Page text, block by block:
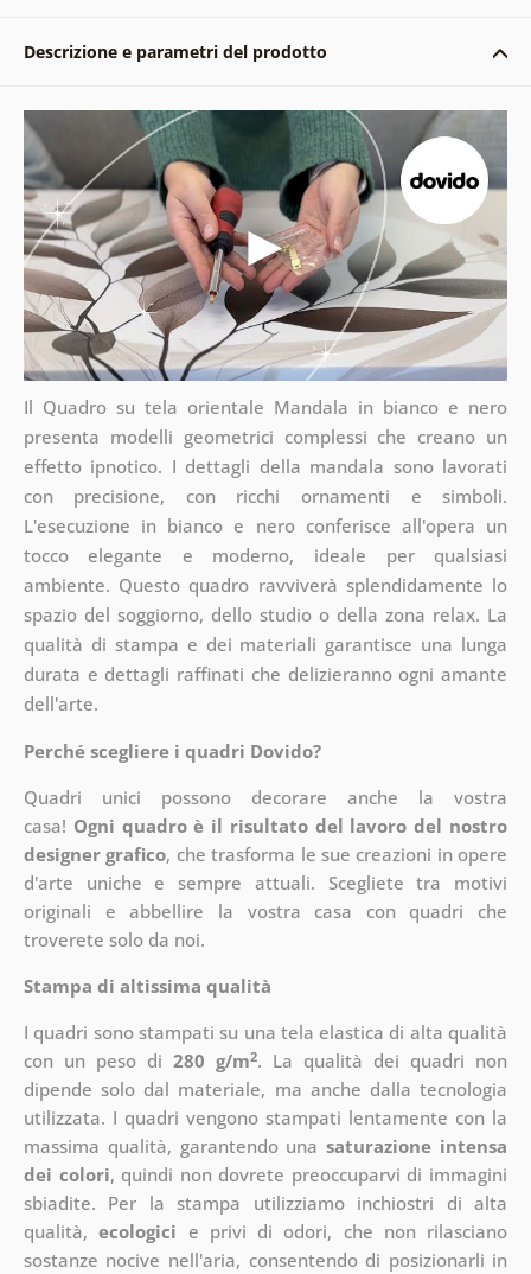
Descrizione e parametri del prodotto
Il Quadro su tela orientale Mandala in bianco e nero
presenta modelli geometrici complessi che creano un
effetto ipnotico. I dettagli della mandala sono lavorati
con precisione, con ricchi ornamenti e simboli.
L'esecuzione in bianco e nero conferisce all'opera un
tocco elegante e moderno, ideale per qualsiasi
ambiente. Questo quadro ravviverà splendidamente lo
spazio del soggiorno, dello studio o della zona relax. La
qualità di stampa e dei materiali garantisce una lunga
durata e dettagli raffinati che delizieranno ogni amante
dell'arte.
Perché scegliere i quadri Dovido?
Quadri unici possono decorare anche la vostra
casa! Ogni quadro è il risultato del lavoro del nostro
designer grafico, chetrasforma le sue creazioni in opere
d'arte uniche e sempre attuali. Scegliete tra motivi
originali e abbellire la vostra casa con quadri che
troverete solo da noi.
Stampa di altissima qualità
I quadri sono stampati su una tela elastica di alta qualità
con un peso di 280 g/m2. La qualità dei quadri non
dipende solo dal materiale, ma anche dalla tecnologia
utilizzata. I quadri vengono stampati lentamente con la
massima qualità, garantendo unasaturazione intensa
dei colori, quindi non dovrete preoccuparvi di immagini
sbiadite. Per la stampa utilizziamo inchiostri di alta
qualità,ecologici e privi di odori, che non rilasciano
sostanze nocive nell'aria, consentendo di posizionarli in